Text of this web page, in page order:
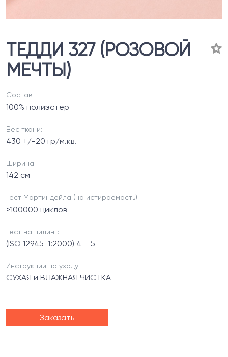
ТЕДДИ 327 (РОЗОВОЙ
МЕЧТЫ)
Состав:
100% полиэстер
Вес ткани:
430 +/-20 гр/м.кв.
Ширина:
142 см
Тест Мартиндейла (на истираемость):
>100000 циклов
Тест на пилинг:
(ISO 12945-1:2000) 4 – 5
Инструкции по уходу:
СУХАЯ и ВЛАЖНАЯ ЧИСТКА
Заказать